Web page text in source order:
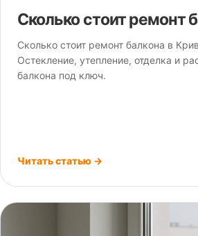
Сколько стоит ремонт
Сколько стоит ремонт балкона в
Остекление, утепление, отделка и
балкона под ключ.
Читать статью →